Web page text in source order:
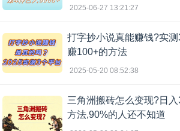
2025-06-27 13:21:27
打字抄小说真能赚钱?实
赚100+的方法
2025-05-20 08:52:38
三角洲搬砖怎么变现?日
方法,90%的人还不知道